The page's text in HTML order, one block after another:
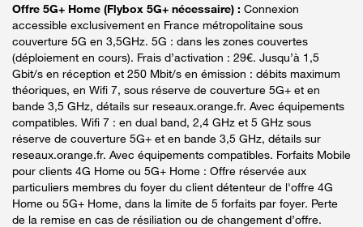
Offre 5G+ Home (Flybox 5G+ nécessaire) : Connexion
accessible exclusivement en France métropolitaine sous
couverture 5G en 3,5GHz. 5G : dans les zones couvertes
(déploiement en cours). Frais d’activation : 29€. Jusqu’à 1,5
Gbit/s en réception et 250 Mbit/s en émission : débits maximum
théoriques, en Wifi 7, sous réserve de couverture 5G+ et en
bande 3,5 GHz, détails sur reseaux.orange.fr. Avec équipements
compatibles. Wifi 7 : en dual band, 2,4 GHz et 5 GHz sous
réserve de couverture 5G+ et en bande 3,5 GHz, détails sur
reseaux.orange.fr. Avec équipements compatibles. Forfaits Mobile
pour clients 4G Home ou 5G+ Home : Offre réservée aux
particuliers membres du foyer du client détenteur de l'offre 4G
Home ou 5G+ Home, dans la limite de 5 forfaits par foyer. Perte
de la remise en cas de résiliation ou de changement d’offre.